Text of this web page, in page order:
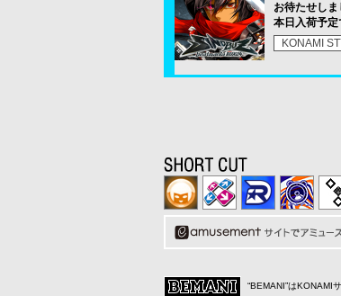
お待たせし
本日入荷予定
KONAMI
“BEMANI”はKONAMI